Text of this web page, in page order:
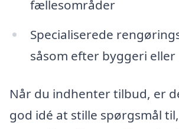
fællesområder
Specialiserede
såsom efter byggeri
Når du indhenter tilbud, er
god idé at stille spørgsmål